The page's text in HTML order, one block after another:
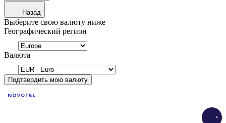
Назад
Выберите свою валюту ниже
Географический регион
Валюта
Подтвердить мою валюту